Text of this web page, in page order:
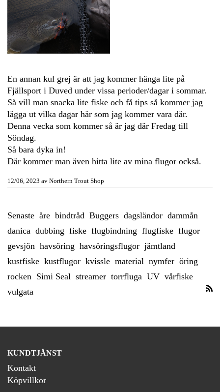
En annan kul grej är att jag kommer hänga lite på
Fjällsport i Duved under vissa perioder/dagar i sommar.
Så vill man snacka lite fiske och få tips så kommer jag
lägga ut vilka dagar här som jag kommer vara där.
Denna vecka som kommer så är jag där Fredag till
Söndag.
Så bara dyka in!
Där kommer man även hitta lite av mina flugor också.
12/06, 2023 av Northern Trout Shop
Senaste åre bindtråd Buggers dagsländor dammån
danica dubbing fiske flugbindning flugfiske flugor
gevsjön havsöring havsöringsflugor jämtland
kustfiske kustflugor kvissle material nymfer öring
rocken Simi Seal streamer torrfluga UV vårfiske
vulgata
KUNDTJÄNST
Kontakt
Köpvillkor